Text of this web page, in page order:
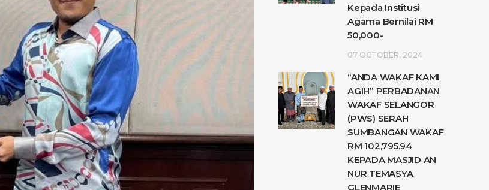
Kepada Institusi
Agama Bernilai RM
50,000-
07 OCTOBER, 2024
“ANDA WAKAF KAMI
AGIH” PERBADANAN
WAKAF SELANGOR
(PWS) SERAH
SUMBANGAN WAKAF
RM 102,795.94
KEPADA MASJID AN
NUR TEMASYA
GLENMARIE